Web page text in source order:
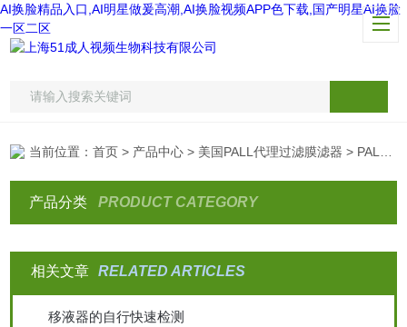
AI换脸精品入口,AI明星做爰高潮,AI换脸视频APP色下载,国产明星AI换脸
一区二区
当前位置：首页 > 产品中心 > 美国PALL代理过滤膜滤器 > PALL颇尔微生物检测膜（白底黑格）
产品分类 PRODUCT CATEGORY
相关文章 RELATED ARTICLES
移液器的自行快速检测